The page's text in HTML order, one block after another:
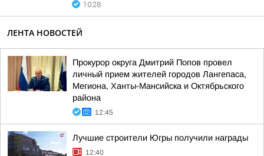
10:28
ЛЕНТА НОВОСТЕЙ
Прокурор округа Дмитрий Попов провел
личный прием жителей городов Лангепаса,
Мегиона, Ханты-Мансийска и Октябрьского
района
12:45
Лучшие строители Югры получили награды
12:40